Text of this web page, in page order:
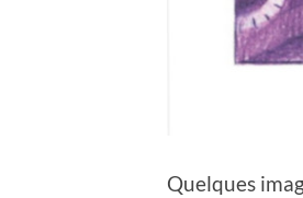
Quelques